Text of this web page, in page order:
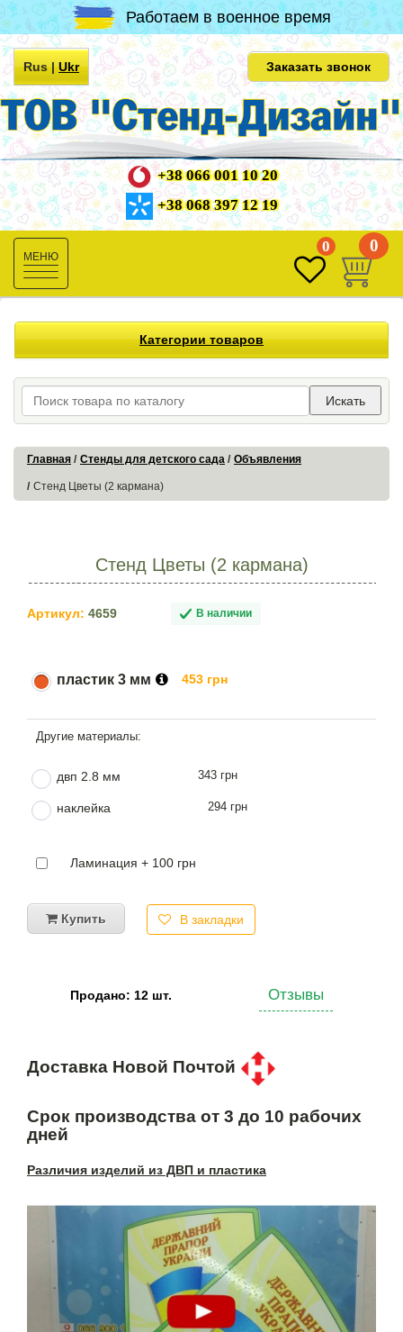
Работаем в военное время
Rus|Ukr Заказать звонок
+38 066 001 10 20
+38 068 397 12 19
Toggle
navigation
0 0
Категории товаров
Искать
Главная Стенды для детского сада Объявления
Стенд Цветы (2 кармана)
Стенд Цветы (2 кармана)
Артикул: 4659 В наличии
пластик 3 мм 453 грн
двп 2.8 мм 343 грн
наклейка 294 грн
Ламинация + 100 грн
Купить В закладки
Продано: 12 шт. Отзывы
Доставка Новой Почтой
Срок производства от 3 до 10 рабочих
дней
Различия изделий из ДВП и пластика